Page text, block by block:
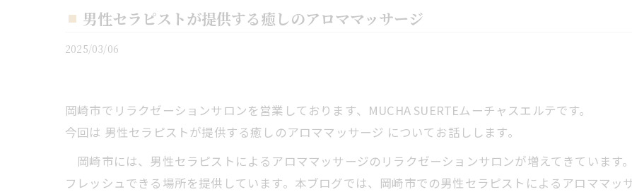
男性セラピストが提供する癒しのアロママッサージ
2025/03/06
岡崎市でリラクゼーションサロンを営業しております、MUCHA SUERTEムーチャスエルテです。
今回は 男性セラピストが提供する癒しのアロママッサージ についてお話しします。
岡崎市には、男性セラピストによるアロママッサージのリラクゼーションサロンが増えてきています
フレッシュできる場所を提供しています。本ブログでは、岡崎市での男性セラピストによるアロママッ